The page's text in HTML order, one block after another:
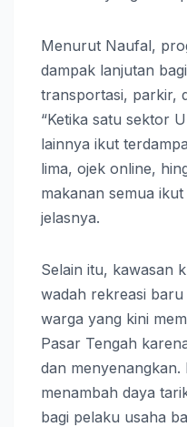
Menurut Naufal,
dampak lanjutan
transportasi, parkir,
“Ketika satu sektor
lainnya ikut
lima, ojek online,
makanan semua
jelasnya.
Selain itu, kawasan
wadah rekreasi
warga yang kini
Pasar Tengah
dan menyenangkan.
menambah daya
bagi pelaku usaha